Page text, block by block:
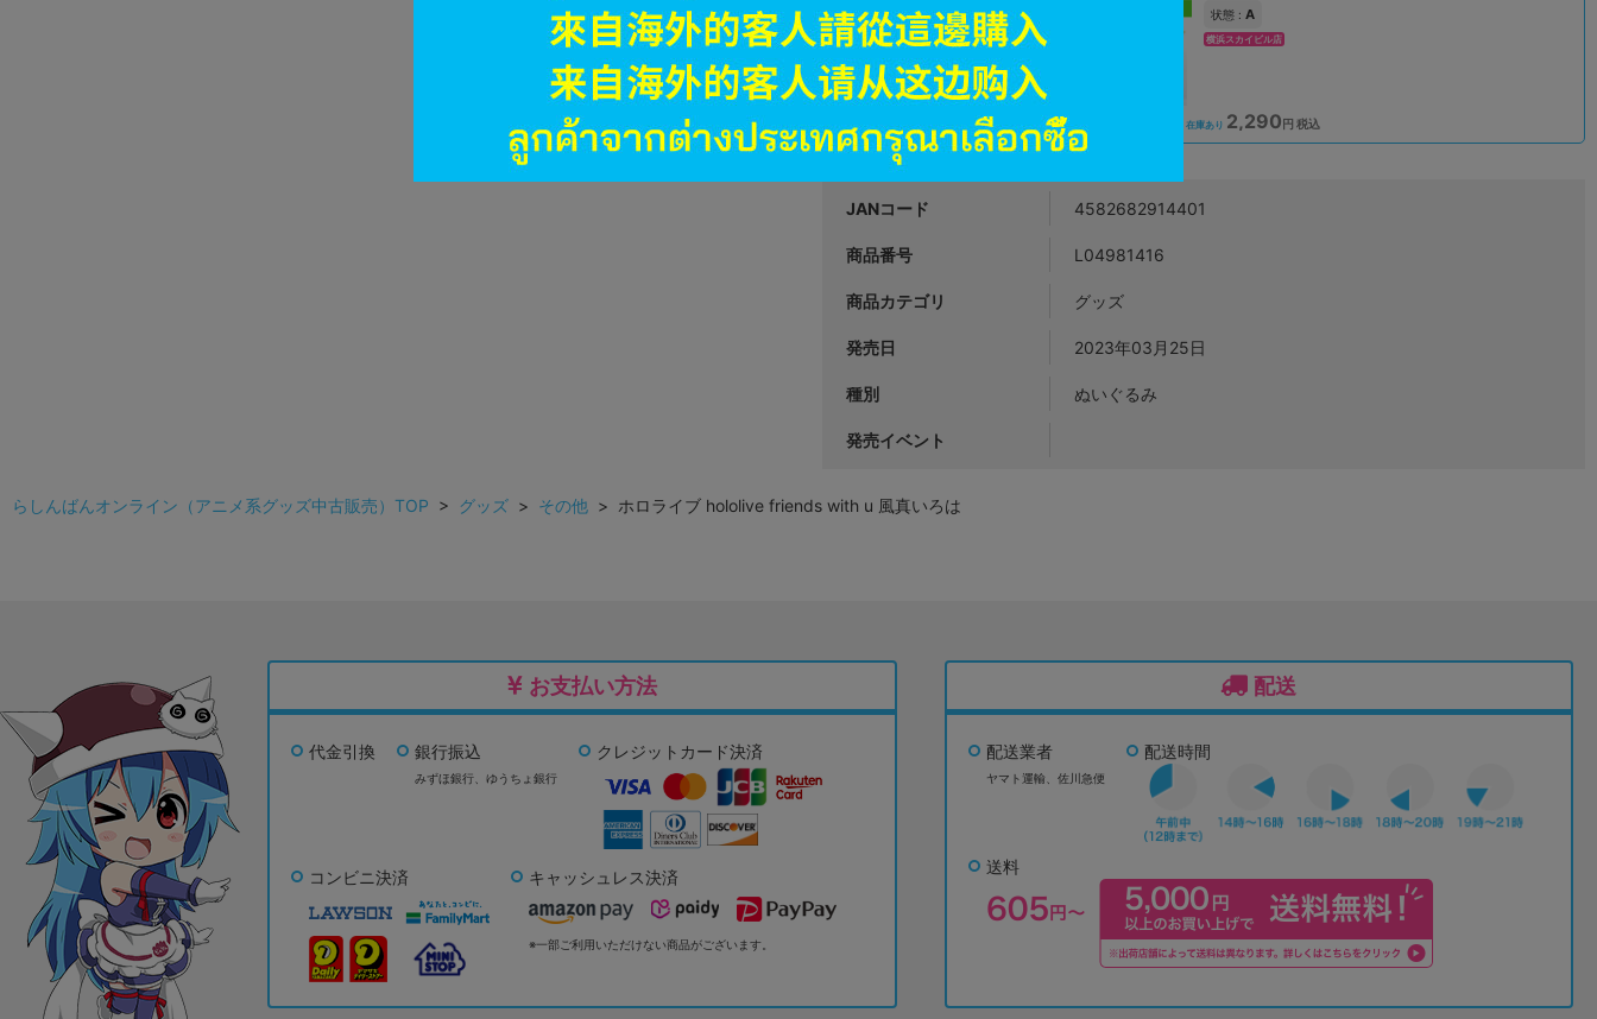
状態 :A
名古屋店本館
在庫あり 2,490 円 税込
状態 : A
横浜スカイビル店
在庫あり 2,290円 税込
JANコード 4582682914401
商品番号 L04981416
商品カテゴリ グッズ
発売日 2023年03月25日
種別 ぬいぐるみ
発売イベント
らしんばんオンライン（アニメ系グッズ中古販売）TOP > グッズ > その他 > ホロライブ hololive friends with u 風真いろは
お支払い方法
代金引換 銀行振込
みずほ銀行、 ゆうちょ銀行
クレジットカード決済
コンビニ決済 キャッシュレス決済
※一部ご利用いただけない商品がございます。
配送
配送業者
ヤマト運輸、佐川急便
配送時間
送料